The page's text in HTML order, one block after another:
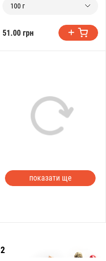
100 г
51.00 грн
показати ще
2